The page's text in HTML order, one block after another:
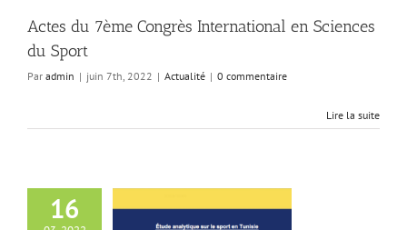
Actes du 7ème Congrès International en Sciences
du Sport
Par admin | juin 7th, 2022 | Actualité | 0 commentaire
Lire la suite
16